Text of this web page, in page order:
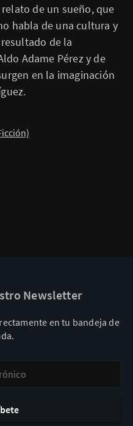
de un sueño, que
habla de una cultura y
de la
Adame Pérez y de
en la imaginación
Newsletter
en tu bandeja de